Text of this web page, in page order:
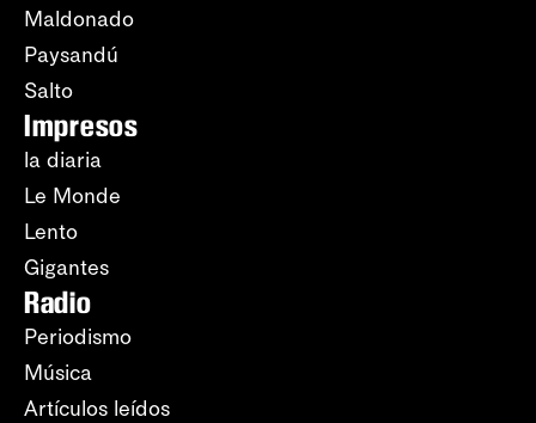
Maldonado
Paysandú
Salto
Impresos
la diaria
Le Monde
Lento
Gigantes
Radio
Periodismo
Música
Artículos leídos